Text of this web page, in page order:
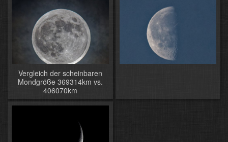
Vergleich der scheinbaren
Mondgröße 369314km vs.
406070km